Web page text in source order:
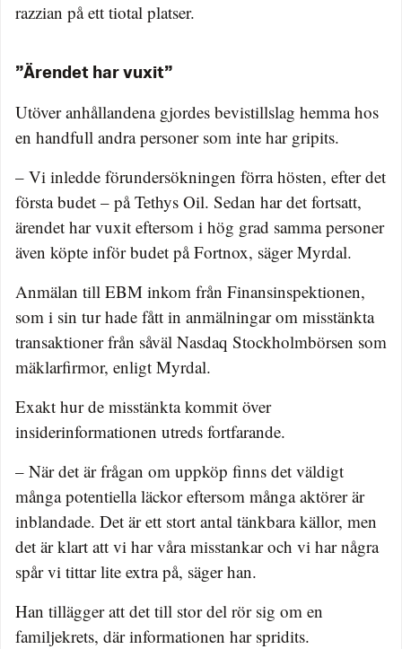
razzian på ett tiotal platser.
”Ärendet har vuxit”
Utöver anhållandena gjordes bevistillslag hemma hos
en handfull andra personer som inte har gripits.
– Vi inledde förundersökningen förra hösten, efter det
första budet – på Tethys Oil. Sedan har det fortsatt,
ärendet har vuxit eftersom i hög grad samma personer
även köpte inför budet på Fortnox, säger Myrdal.
Anmälan till EBM inkom från Finansinspektionen,
som i sin tur hade fått in anmälningar om misstänkta
transaktioner från såväl Nasdaq Stockholmbörsen som
mäklarfirmor, enligt Myrdal.
Exakt hur de misstänkta kommit över
insiderinformationen utreds fortfarande.
– När det är frågan om uppköp finns det väldigt
många potentiella läckor eftersom många aktörer är
inblandade. Det är ett stort antal tänkbara källor, men
det är klart att vi har våra misstankar och vi har några
spår vi tittar lite extra på, säger han.
Han tillägger att det till stor del rör sig om en
familjekrets, där informationen har spridits.